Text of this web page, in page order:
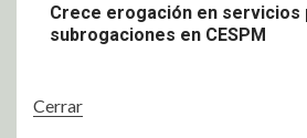
Crece erogación en servicios
subrogaciones en CESPM
Cerrar